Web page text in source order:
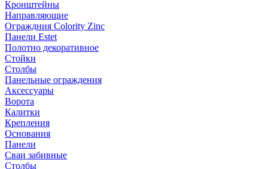
Кронштейны
Направляющие
Ограждния Colority Zinc
Панели Estet
Полотно декоративное
Стойки
Столбы
Панельные ограждения
Аксессуары
Ворота
Калитки
Крепления
Основания
Панели
Сваи забивные
Столбы